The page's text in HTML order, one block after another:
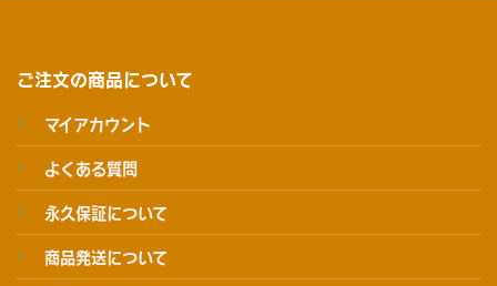
ご注文の商品について
マイアカウント
よくある質問
永久保証について
商品発送について